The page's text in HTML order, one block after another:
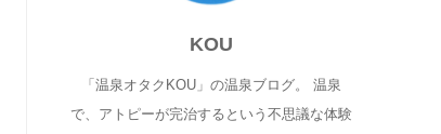
KOU
「温泉オタクKOU」の温泉ブログ。 温泉
で、アトピーが完治するという不思議な体験